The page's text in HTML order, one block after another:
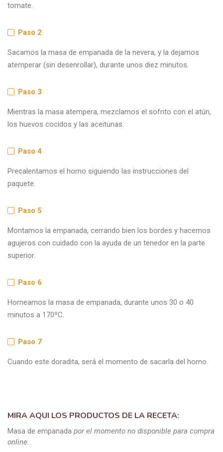
tomate.
Paso 2
Sacamos la masa de empanada de la nevera, y la dejamos
atemperar (sin desenrollar), durante unos diez minutos.
Paso 3
Mientras la masa atempera, mezclamos el sofrito con el atún,
los huevos cocidos y las aceitunas.
Paso 4
Precalentamos el horno siguiendo las instrucciones del
paquete.
Paso 5
Montamos la empanada, cerrando bien los bordes y hacemos
agujeros con cuidado con la ayuda de un tenedor en la parte
superior.
Paso 6
Horneamos la masa de empanada, durante unos 30 o 40
minutos a 170ºC.
Paso 7
Cuando este doradita, será el momento de sacarla del horno.
MIRA AQUI LOS PRODUCTOS DE LA RECETA:
Masa de empanada por el momento no disponible para compra
online.